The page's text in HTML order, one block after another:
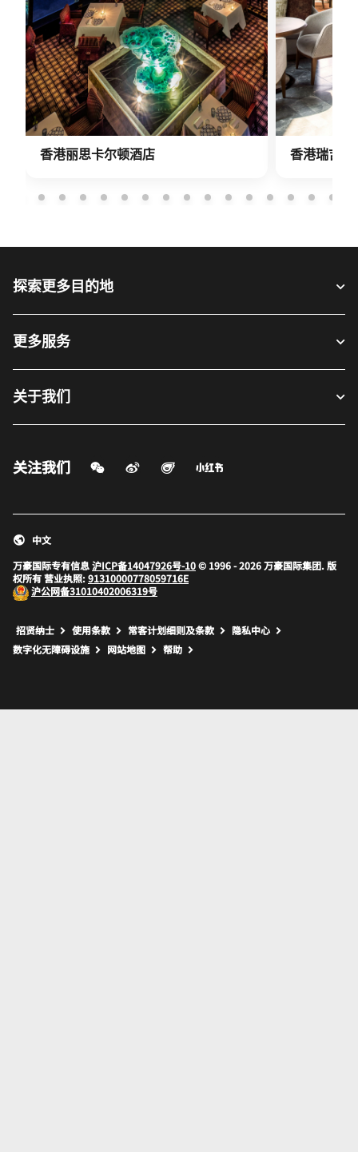
香港丽思卡尔顿酒店 香港瑞吉酒
探索更多目的地
更多服务
关于我们
关注我们 微信扫一扫
微博
打开新窗口
飞猪
打开新窗口打开新窗口
万豪国际专有信息沪ICP备14047926号-10© 1996 - 2026 万豪国际集团. 版
权所有 营业执照:91310000778059716E
沪公网备31010402006319号
中文
招贤纳士 打开新窗口
使用条款 打开新窗口
常客计划细则及条款 打开新窗口
隐私中心
数字化无障碍设施
网站地图 帮助